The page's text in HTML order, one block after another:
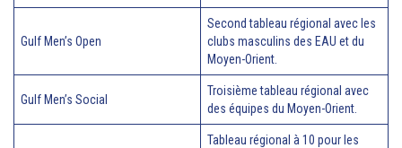
Gulf Men’s Open
Second tableau régional avec les
clubs masculins des EAU et du
Moyen-Orient.
Gulf Men’s Social
Troisième tableau régional avec
des équipes du Moyen-Orient.
Tableau régional à 10 pour les